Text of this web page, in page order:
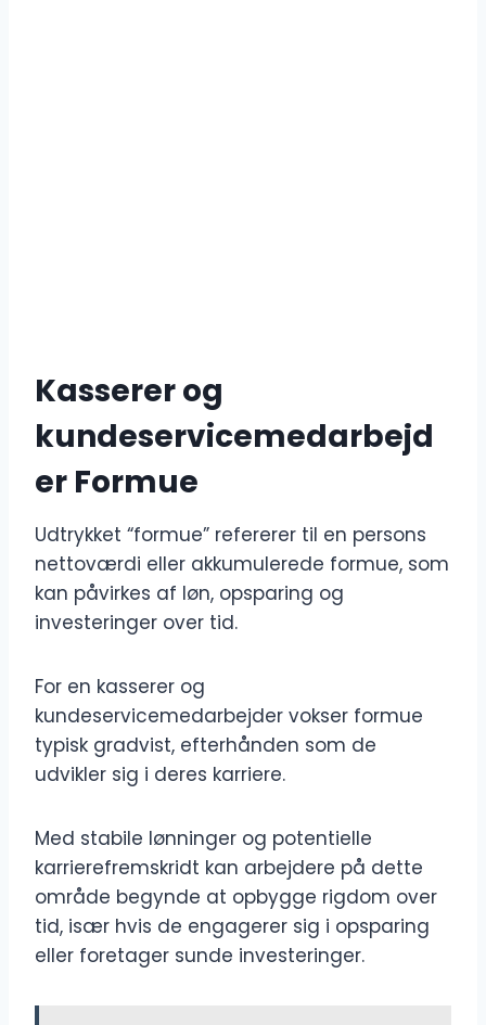
Kasserer og
kundeservicemedarbejd
er Formue
Udtrykket “formue” refererer til en persons
nettoværdi eller akkumulerede formue, som
kan påvirkes af løn, opsparing og
investeringer over tid.
For en kasserer og
kundeservicemedarbejder vokser formue
typisk gradvist, efterhånden som de
udvikler sig i deres karriere.
Med stabile lønninger og potentielle
karrierefremskridt kan arbejdere på dette
område begynde at opbygge rigdom over
tid, især hvis de engagerer sig i opsparing
eller foretager sunde investeringer.